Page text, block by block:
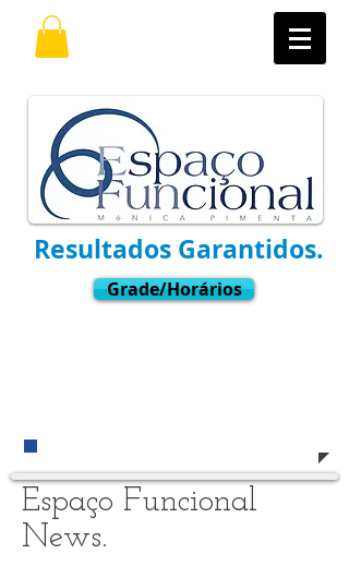
Resultados Garantidos.
Grade/Horários
Espaço Funcional
News.